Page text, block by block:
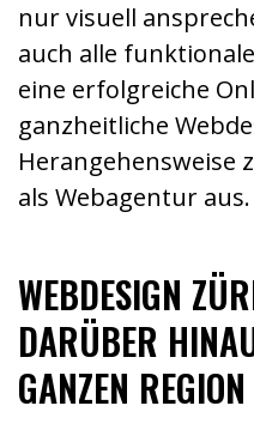
nur visuell
auch alle
eine erfolgreiche
ganzheitliche
Herangehensweise
als Webagentur aus.
WEBDESIGN
DARÜBER
GANZEN REGION